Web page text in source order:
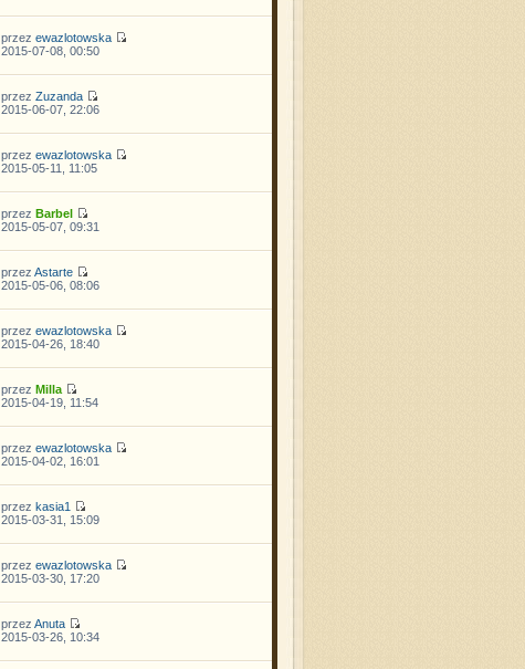
przez ewazlotowska
2015-07-08, 00:50
przez Zuzanda
2015-06-07, 22:06
przez ewazlotowska
2015-05-11, 11:05
przez Barbel
2015-05-07, 09:31
przez Astarte
2015-05-06, 08:06
przez ewazlotowska
2015-04-26, 18:40
przez Milla
2015-04-19, 11:54
przez ewazlotowska
2015-04-02, 16:01
przez kasia1
2015-03-31, 15:09
przez ewazlotowska
2015-03-30, 17:20
przez Anuta
2015-03-26, 10:34